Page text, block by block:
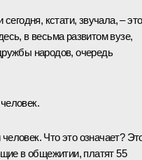
кстати, звучала, – это
в весьма развитом вузе,
народов, очередь
Что это означает?
в общежитии, платят 55